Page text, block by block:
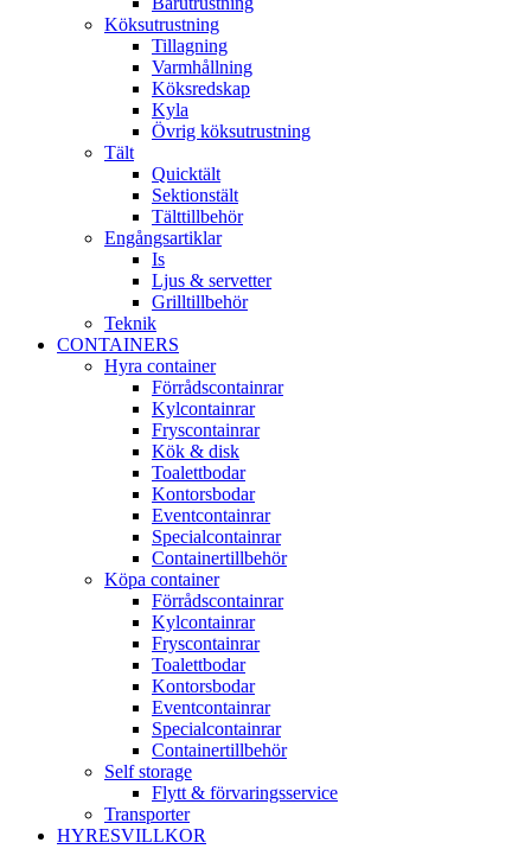
Köksutrustning
Tillagning
Varmhållning
Köksredskap
Kyla
Övrig köksutrustning
Tält
Quicktält
Sektionstält
Tälttillbehör
Engångsartiklar
Is
Ljus & servetter
Grilltillbehör
Teknik
CONTAINERS
Hyra container
Förrådscontainrar
Kylcontainrar
Fryscontainrar
Kök & disk
Toalettbodar
Kontorsbodar
Eventcontainrar
Specialcontainrar
Containertillbehör
Köpa container
Förrådscontainrar
Kylcontainrar
Fryscontainrar
Toalettbodar
Kontorsbodar
Eventcontainrar
Specialcontainrar
Containertillbehör
Self storage
Flytt & förvaringsservice
Transporter
HYRESVILLKOR